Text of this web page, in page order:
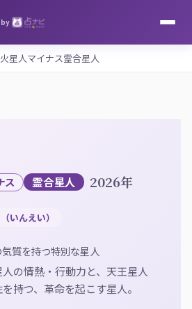
by
火星人マイナス霊合星人
ス 霊合星人 2026年
いんえい）
質を持つ特別な星人
人の情熱・行動力と、天王星人
持つ、革命を起こす星人。